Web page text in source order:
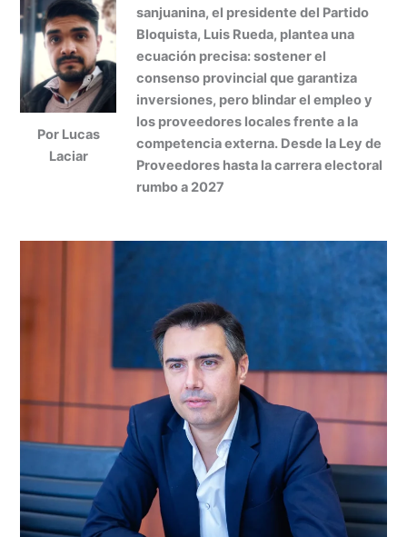
s
A
p
p
e
dI
n
e
b
o
o
k
s
e
n
g
er
l
p
ar
tir
Por Lucas
Laciar
sanjuanina, el presidente del Partido
Bloquista, Luis Rueda, plantea una
ecuación precisa: sostener el
consenso provincial que garantiza
inversiones, pero blindar el empleo y
los proveedores locales frente a la
competencia externa. Desde la Ley de
Proveedores hasta la carrera electoral
rumbo a 2027